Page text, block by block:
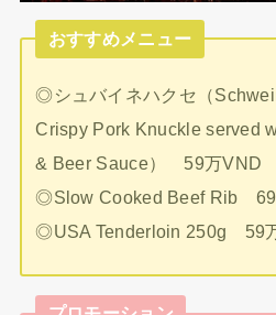
おすすめメニュー
◎シュバイネハクセ（
Crispy Pork Knuckle served
& Beer Sauce） 59万VND
◎Slow Cooked Beef Rib 69
◎USA Tenderloin 250g 59